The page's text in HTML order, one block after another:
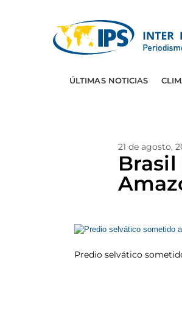
ÚLTIMAS NOTICIAS
21 de agosto,
Predio selvático